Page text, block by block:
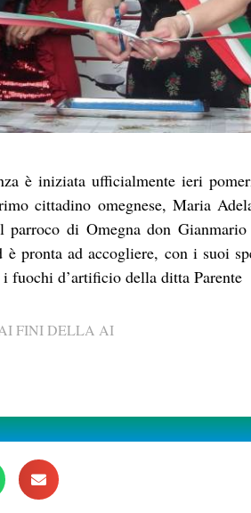
è iniziata ufficialmente ieri
cittadino omegnese, Maria
di Omegna don
è pronta ad accogliere, con i suoi
fuochi d’artificio della ditta Parente
FINI DELLA AI